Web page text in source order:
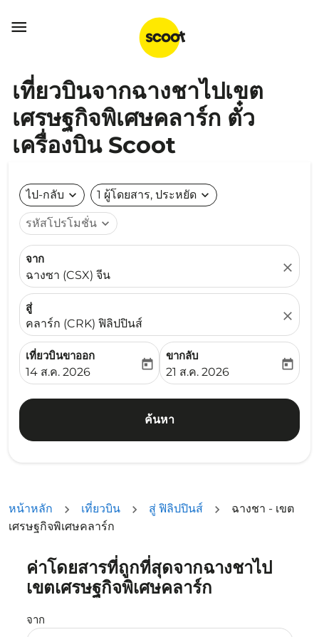

เที่ยวบินจากฉางชาไปเขต
เศรษฐกิจพิเศษคลาร์ก ตั๋ว
เครื่องบิน Scoot
ไป-กลับ expand_more 1 ผู้โดยสาร, ประหยัด expand_more
รหัสโปรโมชั่น expand_more
จาก
ฉางซา (CSX) จีน
close
สู่
คลาร์ก (CRK) ฟิลิปปินส์
close
เที่ยวบินขาออก
fc-booking-departure-date-aria-label
14 ส.ค. 2026
today
ขากลับ
fc-booking-return-date-
21 ส.ค. 2026
today
ค้นหา
หน้าหลัก เที่ยวบิน สู่ ฟิลิปปินส์
ฉางชา - เขต
เศรษฐกิจพิเศษคลาร์ก
ค่าโดยสารที่ถูกที่สุดจากฉางชาไป
เขตเศรษฐกิจพิเศษคลาร์ก
จาก
ลองอัปเดตเส้นทางของคุณ (ต้นทางและ/หรือปลายทาง) หรื